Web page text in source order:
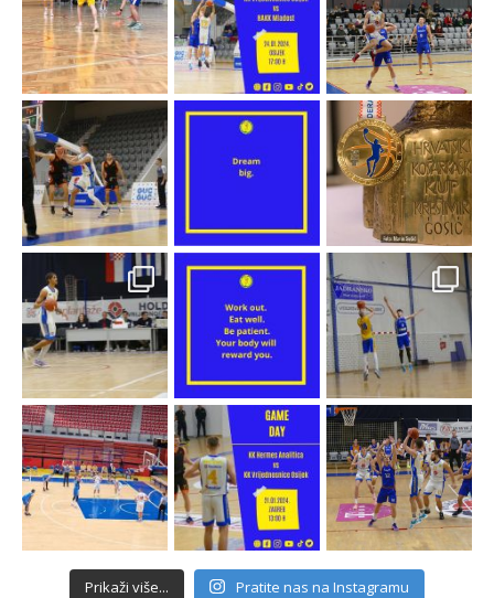
Prikaži više... Pratite nas na Instagramu